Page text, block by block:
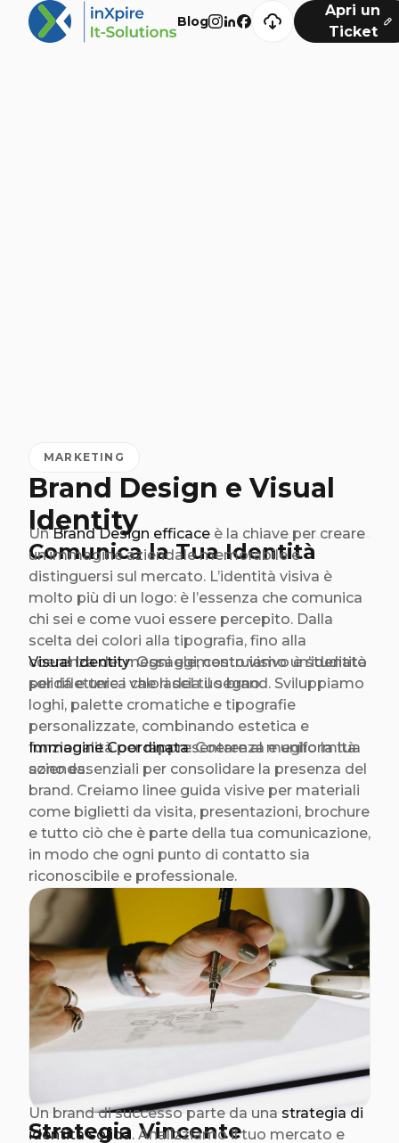
Blog
Apri un
Ticket
MARKETING
Brand Design e Visual
Identity
Comunica la Tua Identità
UnBrand Design efficace è la chiave per creare
un’immagine aziendale memorabile e
distinguersi sul mercato. L’identità visiva è
molto più di un logo: è l’essenza che comunica
chi sei e come vuoi essere percepito. Dalla
scelta dei colori alla tipografia, fino alla
coerenza dei messaggi, costruiamo un’identità
solida e unica che lascia il segno.
Visual Identity: Ogni elemento visivo è studiato
per riflettere i valori del tuo brand. Sviluppiamo
loghi, palette cromatiche e tipografie
personalizzate, combinando estetica e
funzionalità per rappresentare al meglio la tua
azienda.
Immagine Coordinata: Coerenza e uniformità
sono essenziali per consolidare la presenza del
brand. Creiamo linee guida visive per materiali
come biglietti da visita, presentazioni, brochure
e tutto ciò che è parte della tua comunicazione,
in modo che ogni punto di contatto sia
riconoscibile e professionale.
Strategia Vincente
Un brand di successo parte da una strategia di
identità solida. Analizziamo il tuo mercato e